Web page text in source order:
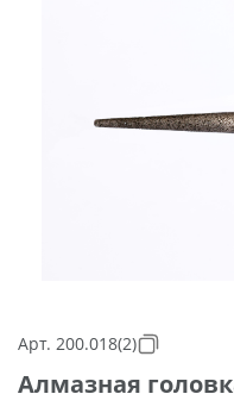
Арт. 200.018(2)
Алмазная